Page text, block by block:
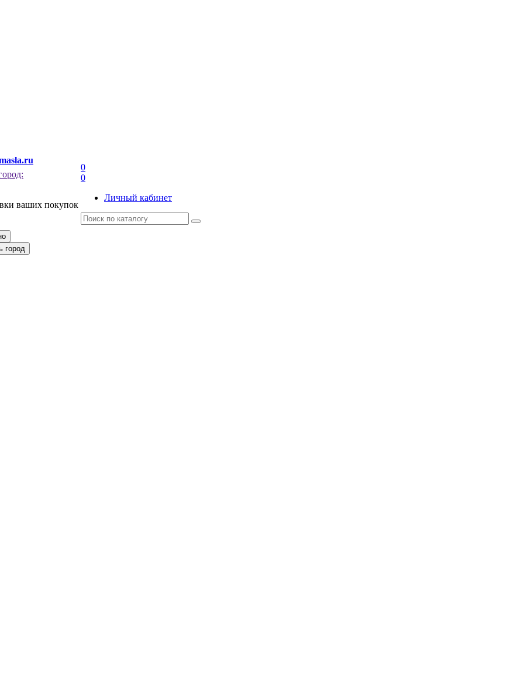
ваших покупок
город
0
0
Личный кабинет